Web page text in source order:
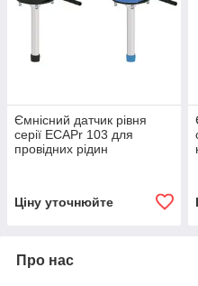
Ємнісний датчик рівня
серії ECAPr 103 для
провідних рідин
Ціну уточнюйте
Про нас